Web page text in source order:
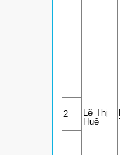
Lê Thị
Huệ
2